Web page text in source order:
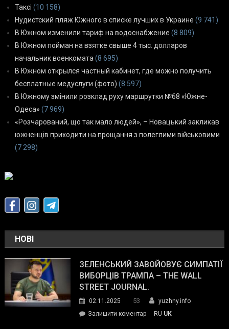
Таксі (10 158)
Нудистский пляж Южного в списке лучших в Украине (9 741)
В Южном изменили тариф на водоснабжение (8 809)
В Южном пойман на взятке свыше 4 тыс. долларов
начальник военкомата (8 695)
В Южном открылся частный кабинет, где можно получить
бесплатные медуслуги (фото) (8 597)
В Южному змінили розклад руху маршрутки №68 «Южне-
Одеса» (7 969)
«Розчарований, що так мало людей», – Новацький закликав
южненців приходити на прощання з полеглими військовими
(7 298)
НОВІ
ЗЕЛЕНСЬКИЙ ЗАВОЙОВУЄ СИМПАТІЇ
ВИБОРЦІВ ТРАМПА – THE WALL
STREET JOURNAL.
02.11.2025 53
yuzhny.info
Залишити коментарon
RU UK